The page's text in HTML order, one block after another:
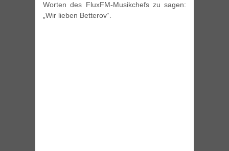
Worten des FluxFM-Musikchefs zu sagen:
„Wir lieben Betterov“.